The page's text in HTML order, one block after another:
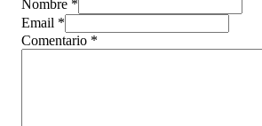
Nombre *
Email *
Comentario *